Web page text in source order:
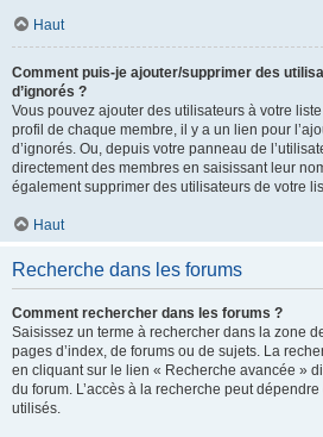
Haut
Comment puis-je ajouter/supprimer des
d’ignorés ?
Vous pouvez ajouter des utilisateurs à votre
profil de chaque membre, il y a un lien pour
d’ignorés. Ou, depuis votre panneau de
directement des membres en saisissant leur
également supprimer des utilisateurs de votre
Haut
Recherche dans les forums
Comment rechercher dans les forums ?
Saisissez un terme à rechercher dans la zone
pages d’index, de forums ou de sujets. La
en cliquant sur le lien « Recherche avancée »
du forum. L’accès à la recherche peut
utilisés.